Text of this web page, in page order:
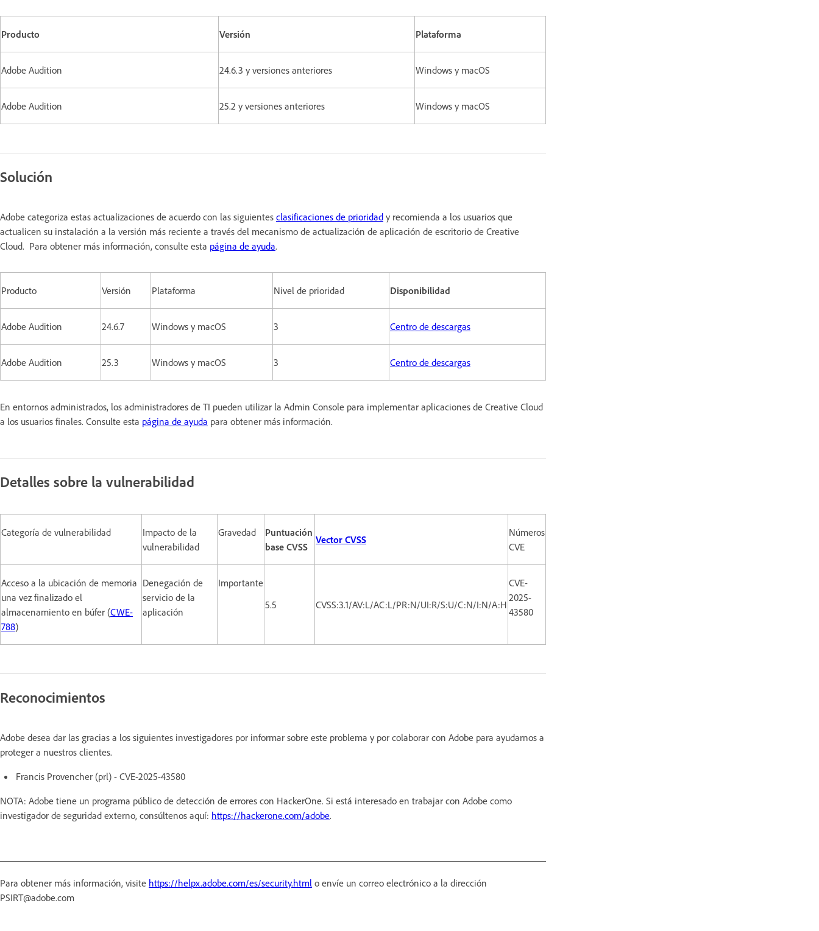
Producto Versión Plataforma
Adobe Audition 24.6.3 y versiones anteriores Windows y macOS
Adobe Audition 25.2 y versiones anteriores Windows y macOS
Solución
Adobe categoriza estas actualizaciones de acuerdo con las siguientes clasificaciones de prioridad y recomienda a los usuarios que
actualicen su instalación a la versión más reciente a través del mecanismo de actualización de aplicación de escritorio de Creative
Cloud. Para obtener más información, consulte esta página de ayuda.
Producto Versión Plataforma Nivel de prioridad Disponibilidad
Adobe Audition 24.6.7 Windows y macOS 3 Centro de descargas
Adobe Audition 25.3 Windows y macOS 3 Centro de descargas
En entornos administrados, los administradores de TI pueden utilizar la Admin Console para implementar aplicaciones de Creative Cloud
a los usuarios finales. Consulte esta página de ayuda para obtener más información.
Detalles sobre la vulnerabilidad
Categoría de vulnerabilidad
Impacto de la
vulnerabilidad
Gravedad
Puntuación
base CVSS
Vector CVSS
Números
CVE
Acceso a la ubicación de memoria
una vez finalizado el
almacenamiento en búfer (CWE-
788)
Denegación de
servicio de la
aplicación
Importante
5.5
CVSS:3.1/AV:L/AC:L/PR:N/UI:R/S:U/C:N/I:N/A:H
CVE-
2025-
43580
Reconocimientos
Adobe desea dar las gracias a los siguientes investigadores por informar sobre este problema y por colaborar con Adobe para ayudarnos a
proteger a nuestros clientes.
Francis Provencher (prl) - CVE-2025-43580
NOTA: Adobe tiene un programa público de detección de errores con HackerOne. Si está interesado en trabajar con Adobe como
investigador de seguridad externo, consúltenos aquí: https://hackerone.com/adobe.
Para obtener más información, visite https://helpx.adobe.com/es/security.html o envíe un correo electrónico a la dirección
PSIRT@adobe.com